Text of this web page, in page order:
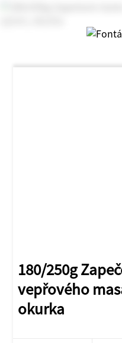
180/250g
vepřového
okurka